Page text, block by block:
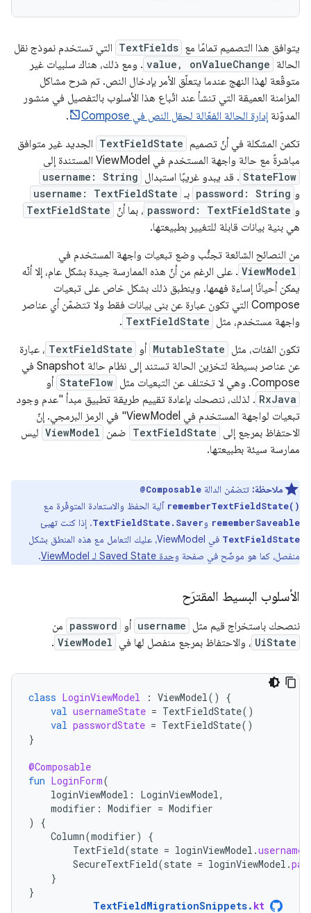
يتوافق هذا التصميم تمامًا مع TextFields التي تستخدم نموذج نقل
الحالة value, onValueChange . ومع ذلك، هناك سلبيات غير
متوقّعة لهذا النهج عندما يتعلّق الأمر بإدخال النص. تم شرح مشاكل
المزامنة العميقة التي تنشأ عند اتّباع هذا الأسلوب بالتفصيل في منشور
المدوّنة إدارة الحالة الفعّالة لحقل النص في Compose
.
تكمن المشكلة في أنّ تصميم TextFieldState الجديد غير متوافق
مباشرةً مع حالة واجهة المستخدم في ViewModel المستندة إلى
StateFlow . قد يبدو غريبًا استبدال username: String
و password: String بـ username: TextFieldState
و password: TextFieldState ، بما أنّ TextFieldState
هي بنية بيانات قابلة للتغيير بطبيعتها.
من النصائح الشائعة تجنُّب وضع تبعيات واجهة المستخدم في
ViewModel . على الرغم من أنّ هذه الممارسة جيدة بشكل عام، إلا أنّه
يمكن أحيانًا إساءة فهمها. وينطبق ذلك بشكل خاص على تبعيات
Compose التي تكون عبارة عن بنى بيانات فقط ولا تتضمّن أي عناصر
واجهة مستخدم، مثل TextFieldState
.
تكون الفئات، مثل MutableState أو TextFieldState ، عبارة
عن عناصر بسيطة لتخزين الحالة تستند إلى نظام حالة Snapshot في
Compose. وهي لا تختلف عن التبعيات مثل
StateFlow أو
RxJava . لذلك، ننصحك بإعادة تقييم طريقة تطبيق مبدأ "عدم وجود
تبعيات لواجهة المستخدم في ViewModel" في الرمز البرمجي. إنّ
الاحتفاظ بمرجع إلى TextFieldState ضمن ViewModel ليس
ممارسة سيئة بطبيعتها.
ملاحظة: تتضمّن الدالة @Composable
rememberTextFieldState() آلية الحفظ والاستعادة المتوفّرة مع
rememberSaveable وTextFieldState.Saver. إذا كنت تهيئ
TextFieldState
في ViewModel، عليك التعامل مع هذه المنطق بشكل
منفصل، كما هو موضّح في صفحة وحدة Saved State لـ ViewModel .
الأسلوب البسيط المقترَح
ننصحك باستخراج قيم مثل username أو password من
UiState ، والاحتفاظ بمرجع منفصل لها في ViewModel
.
class LoginViewModel : ViewModel()
{
val usernameState = TextFieldState()
val passwordState = TextFieldState()
}
@Composable
fun LoginForm(
loginViewModel : LoginViewModel,
modifier : Modifier = Modifier
)
{
Column(modifier)
{
TextField(state = loginViewModel .
SecureTextField(state = loginViewModel .
}
}
TextFieldMigrationSnippets. kt